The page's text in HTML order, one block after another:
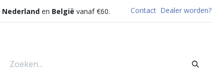
Nederlanden België vanaf €60. Contact Dealer worden?